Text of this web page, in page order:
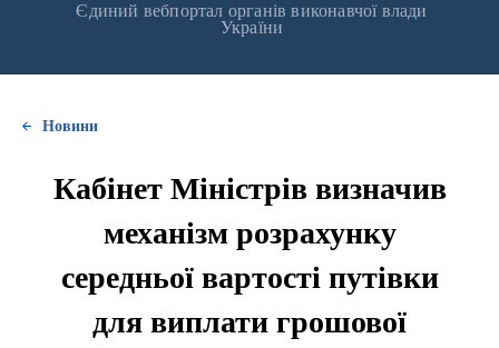
Єдиний вебпортал органів виконавчої влади
України
Новини
Кабінет Міністрів визначив
механізм розрахунку
середньої вартості путівки
для виплати грошової